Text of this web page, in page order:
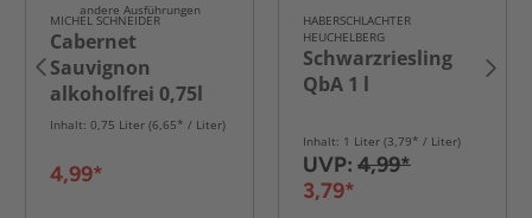
andere Ausführungen
MICHEL SCHNEIDER
Cabernet
Sauvignon
alkoholfrei 0,75l
Inhalt: 0,75 Liter (6,65* / Liter)
4,99*
HABERSCHLACHTER
HEUCHELBERG
Schwarzriesling
QbA 1 l
Inhalt: 1 Liter (3,79* / Liter)
UVP: 4,99*
3,79*